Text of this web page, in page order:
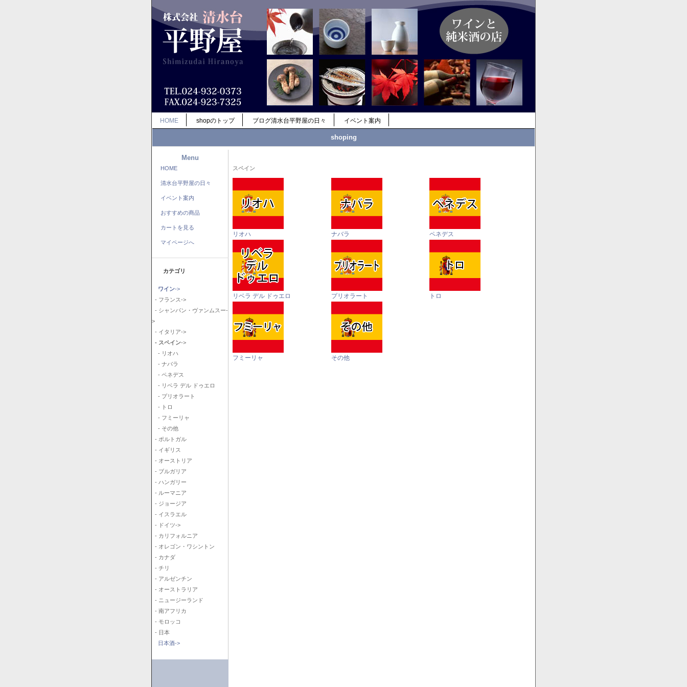
HOME shopのトップ ブログ清水台平野屋の日々 イベント案内
shoping
Menu
HOME
清水台平野屋の日々
イベント案内
おすすめの商品
カートを見る
マイページへ
カテゴリ
ワイン->
- フランス->
- シャンパン・ヴァンムスー-
>
- イタリア->
- スペイン->
- リオハ
- ナバラ
- ペネデス
- リベラ デル ドゥエロ
- プリオラート
- トロ
- フミーリャ
- その他
- ポルトガル
- イギリス
- オーストリア
- ブルガリア
- ハンガリー
- ルーマニア
- ジョージア
- イスラエル
- ドイツ->
- カリフォルニア
- オレゴン・ワシントン
- カナダ
- チリ
- アルゼンチン
- オーストラリア
- ニュージーランド
- 南アフリカ
- モロッコ
- 日本
日本酒->
スペイン
リオハ ナバラ ペネデス
リベラ デル ドゥエロ プリオラート トロ
フミーリャ その他